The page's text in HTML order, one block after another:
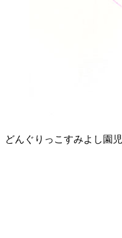
どんぐりっこすみよし園児